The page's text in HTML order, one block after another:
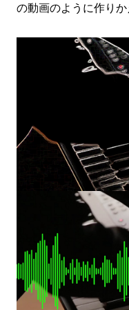
の動画のように作りか